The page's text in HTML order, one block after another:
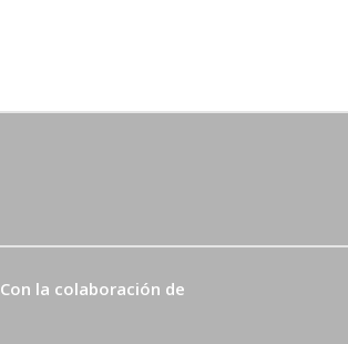
Con la colaboración de